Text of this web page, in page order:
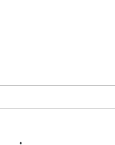
France